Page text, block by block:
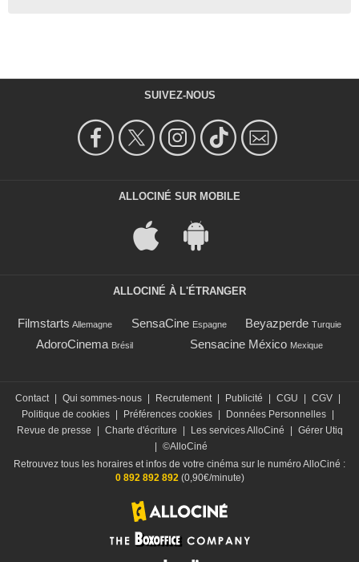
SUIVEZ-NOUS
ALLOCINÉ SUR MOBILE
ALLOCINÉ À L'ÉTRANGER
Filmstarts Allemagne SensaCine Espagne Beyazperde Turquie
AdoroCinema Brésil Sensacine México Mexique
Contact | Qui sommes-nous | Recrutement | Publicité | CGU | CGV |
Politique de cookies | Préférences cookies | Données Personnelles |
Revue de presse
| Charte d'écriture | Les services AlloCiné | Gérer Utiq
| ©AlloCiné
Retrouvez tous les horaires et infos de votre cinéma sur le numéro AlloCiné :
0 892 892 892(0,90€/minute)